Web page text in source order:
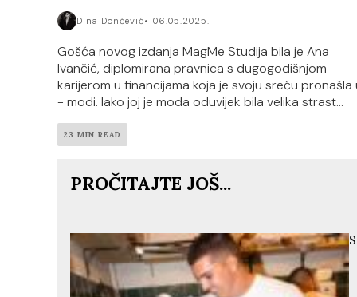
Dina Dončević 06.05.2025.
Gošća novog izdanja MagMe Studija bila je Ana
Ivančić, diplomirana pravnica s dugogodišnjom
karijerom u financijama koja je svoju sreću pronašla
- modi. Iako joj je moda oduvijek bila velika strast...
23 MIN READ
PROČITAJTE JOŠ...